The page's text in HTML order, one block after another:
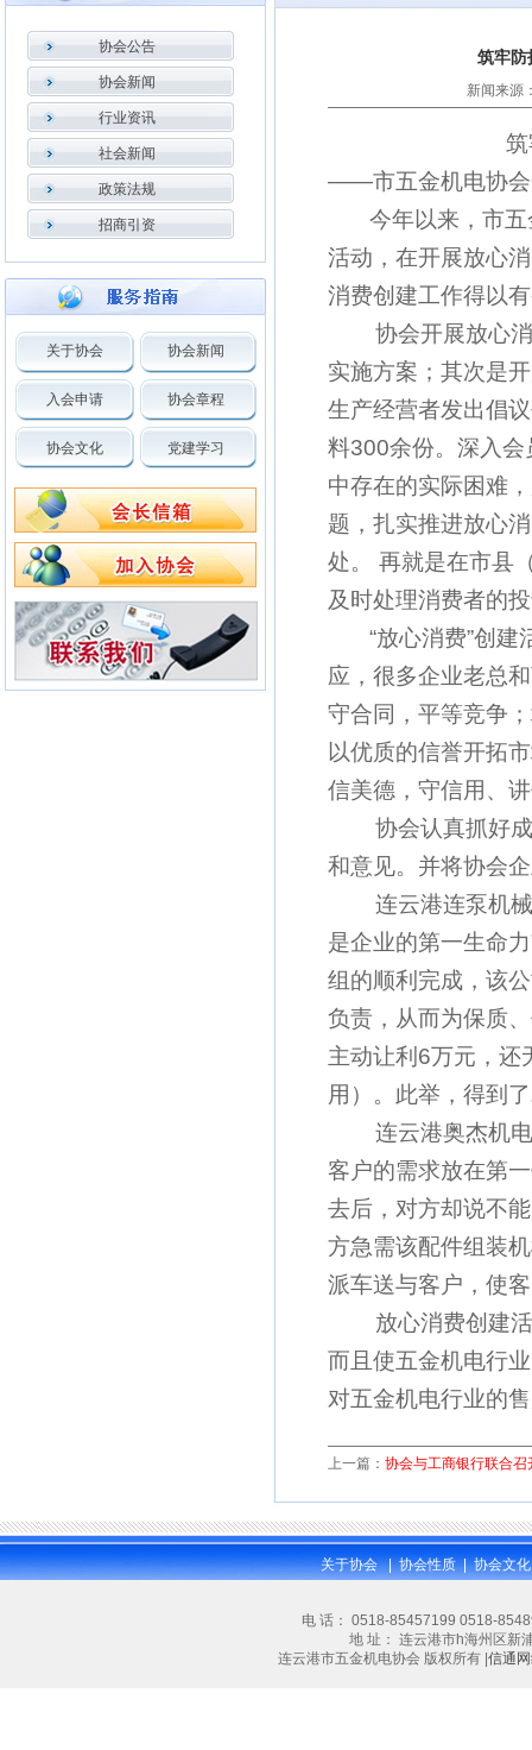
协会公告
协会新闻
行业资讯
社会新闻
政策法规
招商引资
关于协会 协会新闻
入会申请 协会章程
协会文化 党建学习
筑牢
新闻来
筑牢防护
——市五金机电协会
今年以来，市五
活动，在开展放心
消费创建工作得以
协会开展放心消
实施方案；其次是
生产经营者发出倡
料300余份。深入
中存在的实际困难
题，扎实推进放心
处。 再就是在市县
及时处理消费者的
“放心消费”创建
应，很多企业老总
守合同，平等竞争
以优质的信誉开拓
信美德，守信用、
协会认真抓好成
和意见。并将协会
连云港连泵机械
是企业的第一生命
组的顺利完成，该
负责，从而为保质
主动让利6万元，还
用）。此举，得到
连云港奥杰机电
客户的需求放在第
去后，对方却说不
方急需该配件组装
派车送与客户，使
放心消费创建活
而且使五金机电行
对五金机电行业的
上一篇： 协会与工商银行联合
关于协会 | 协会性质 | 协会文化
电 话： 0518-85457199 0518-
地 址： 连云港市h海州区新
连云港市五金机电协会 版权所有 | 信通